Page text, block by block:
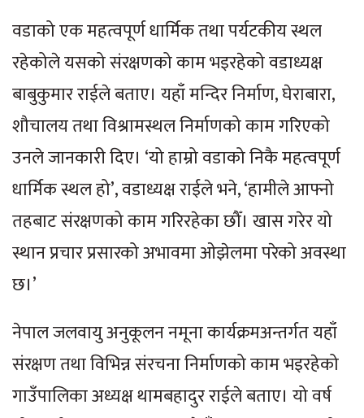
वडाको एक महत्वपूर्ण धार्मिक तथा पर्यटकीय स्थल
रहेकोले यसको संरक्षणको काम भइरहेको वडाध्यक्ष
बाबुकुमार राईले बताए। यहाँ मन्दिर निर्माण, घेराबारा,
शौचालय तथा विश्रामस्थल निर्माणको काम गरिएको
उनले जानकारी दिए। ‘यो हाम्रो वडाको निकै महत्वपूर्ण
धार्मिक स्थल हो’, वडाध्यक्ष राईले भने, ‘हामीले आफ्नो
तहबाट संरक्षणको काम गरिरहेका छौँ। खास गरेर यो
स्थान प्रचार प्रसारको अभावमा ओझेलमा परेको अवस्था
छ।’
नेपाल जलवायु अनुकूलन नमूना कार्यक्रमअन्तर्गत यहाँ
संरक्षण तथा विभिन्न संरचना निर्माणको काम भइरहेको
गाउँपालिका अध्यक्ष थामबहादुर राईले बताए। यो वर्ष